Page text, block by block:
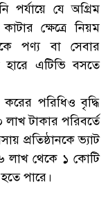
যে অগ্রিম
ক্ষেত্রে নিয়ম
পণ্য বা সেবার
এটিভি বসতে
করের পরিধিও বৃদ্ধি
টাকার পরিবর্তে
প্রতিষ্ঠানকে ভ্যাট
লাখ থেকে ১ কোটি
পারে।